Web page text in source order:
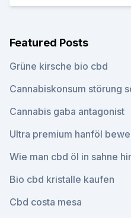
Featured Posts
Grüne kirsche bio cbd
Cannabiskonsum störung
Cannabis gaba antagonist
Ultra premium hanföl
Wie man cbd öl in sahne
Bio cbd kristalle kaufen
Cbd costa mesa